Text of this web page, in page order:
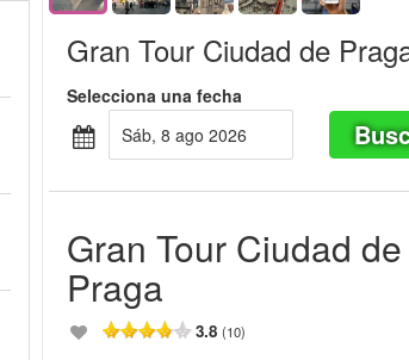
Gran Tour Ciudad de
Selecciona una fecha
sáb, 8 ago 2026
Gran Tour Ciudad de
Praga
3.8(10)